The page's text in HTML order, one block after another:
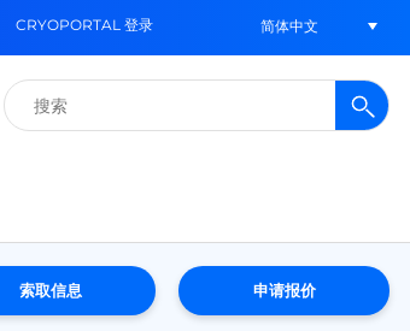
CRYOPORTAL 登录 简体中文
搜
索：
索取信息 申请报价